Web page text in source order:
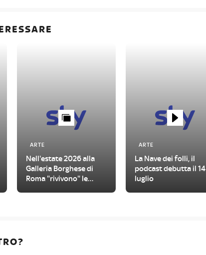
ARTE
Nell'estate 2026 alla
Galleria Borghese di
Roma "rivivono" le
ARTE
La Nave dei folli, il
podcast debutta il 14
luglio